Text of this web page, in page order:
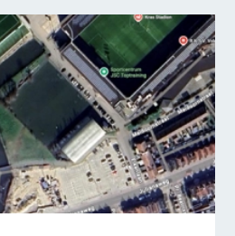
Over ons
Actueel
Offerte aanvragen
Projecten